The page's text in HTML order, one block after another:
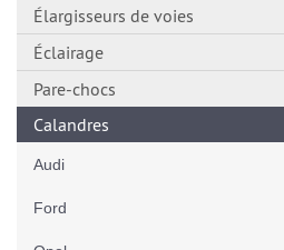
Élargisseurs de voies
Éclairage
Pare-chocs
Calandres
Audi
Ford